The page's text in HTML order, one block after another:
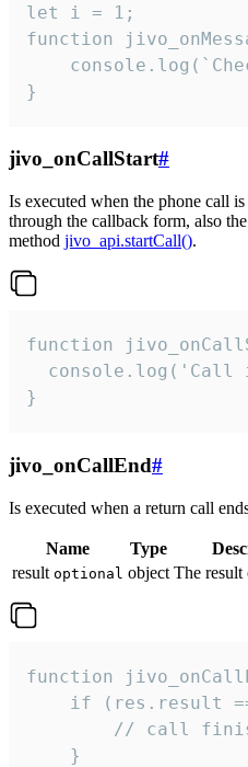
let i = 1;
function
}
jivo_onCallStart#
Is executed when the phone call
through the callback form, also
method jivo_api.startCall().
function
console.log('Call
}
jivo_onCallEnd#
Is executed when a return call
Name Type
result optional object The result
function
if (res.result
// call
    }